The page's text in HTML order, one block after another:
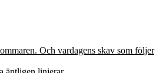
Och vardagens skav som följer